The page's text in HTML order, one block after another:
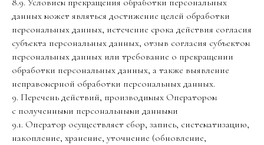
8.9. Условием прекращения обработки персональных
данных может являться достижение целей обработки
персональных данных, истечение срока действия согласия
субъекта персональных данных, отзыв согласия субъектом
персональных данных или требование о прекращении
обработки персональных данных, а также выявление
неправомерной обработки персональных данных.
9. Перечень действий, производимых Оператором
с полученными персональными данными
9.1. Оператор осуществляет сбор, запись, систематизацию,
накопление, хранение, уточнение (обновление,